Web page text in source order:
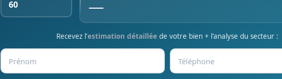
—
Recevez l'estimation détaillée de votre bien + l'analyse du secteur :